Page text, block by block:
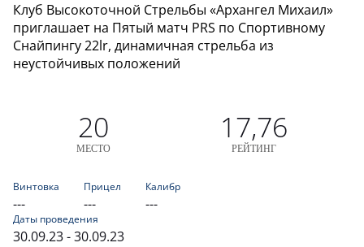
Клуб Высокоточной Стрельбы «Архангел Михаил»
приглашает на Пятый матч PRS по Спортивному
Снайпингу 22lr, динамичная стрельба из
неустойчивых положений
20
МЕСТО
17,76
РЕЙТИНГ
Винтовка
---
Прицел
---
Калибр
---
Даты проведения
30.09.23 - 30.09.23